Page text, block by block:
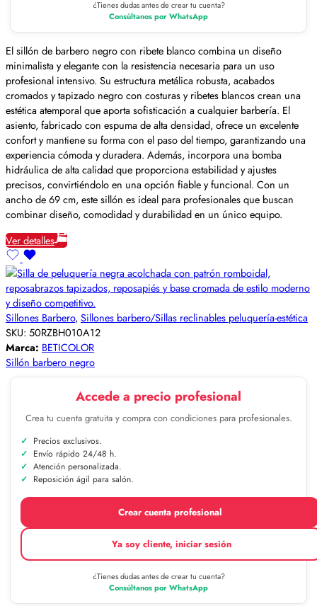
¿Tienes dudas antes de crear tu cuenta?
Consúltanos por WhatsApp
El sillón de barbero negro con ribete blanco combina un diseño
minimalista y elegante con la resistencia necesaria para un uso
profesional intensivo. Su estructura metálica robusta, acabados
cromados y tapizado negro con costuras y ribetes blancos crean una
estética atemporal que aporta sofisticación a cualquier barbería. El
asiento, fabricado con espuma de alta densidad, ofrece un excelente
confort y mantiene su forma con el paso del tiempo, garantizando una
experiencia cómoda y duradera. Además, incorpora una bomba
hidráulica de alta calidad que proporciona estabilidad y ajustes
precisos, convirtiéndolo en una opción fiable y funcional. Con un
ancho de 69 cm, este sillón es ideal para profesionales que buscan
combinar diseño, comodidad y durabilidad en un único equipo.
Ver detalles
Sillones Barbero, Sillones barbero/Sillas reclinables peluquería-estética
SKU: 50RZBH010A12
Marca: BETICOLOR
Sillón barbero negro
Accede a precio profesional
Crea tu cuenta gratuita y compra con condiciones para profesionales.
Precios exclusivos.
Envío rápido 24/48 h.
Atención personalizada.
Reposición ágil para salón.
Crear cuenta profesional
Ya soy cliente, iniciar sesión
¿Tienes dudas antes de crear tu cuenta?
Consúltanos por WhatsApp